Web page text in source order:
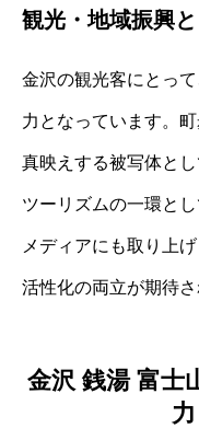
観光・地域振興
金沢の観光客にとっ
力となっています。
真映えする被写体と
ツーリズムの一環と
メディアにも取り上
活性化の両立が期待さ
金沢 銭湯 富士